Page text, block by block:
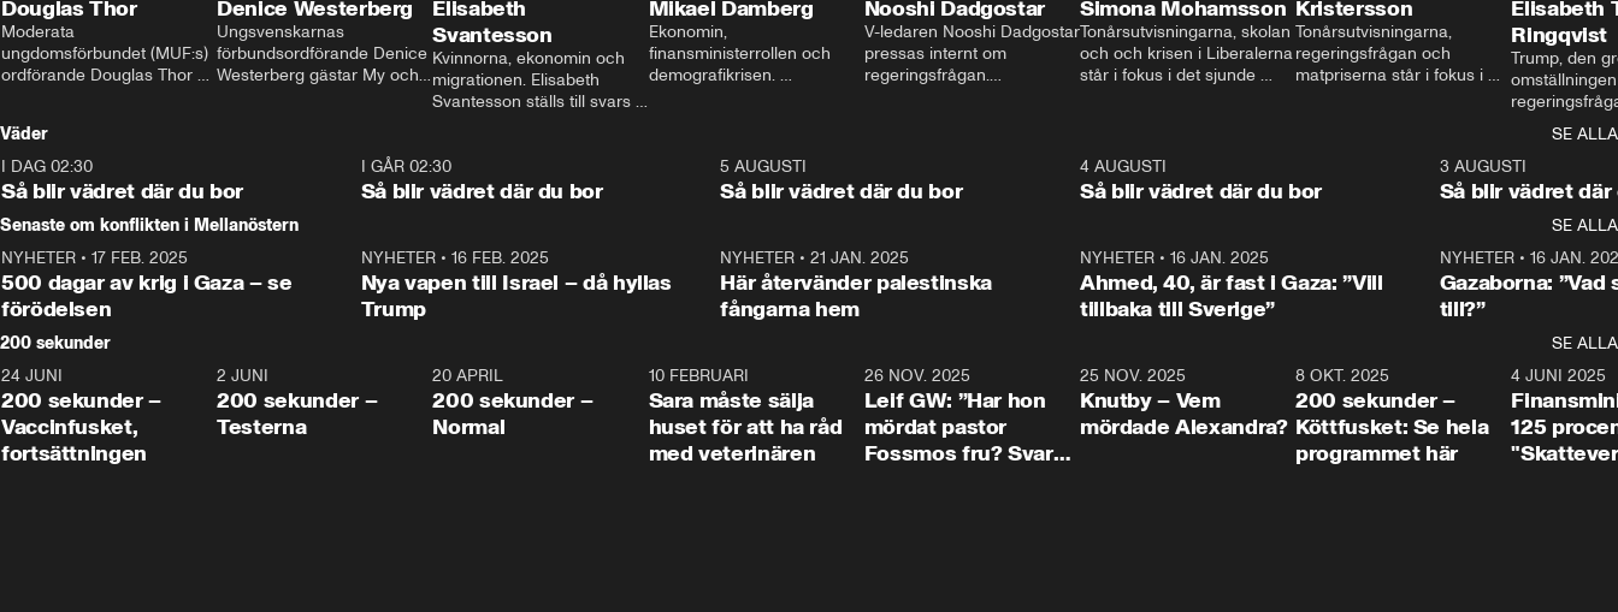
Douglas Thor
Moderata
ungdomsförbundet (MUF:s)
ordförande Douglas Thor
tonårsutvisningarna och hur
Moderaterna ska locka
väljare till valet i höst.
Denice Westerberg
Ungsvenskarnas
förbundsordförande Denice
Westerberg gästar My och
Elisabeth
Svantesson
Kvinnorna, ekonomin och
migrationen. Elisabeth
Svantesson ställs till svars
Mikael Damberg
Ekonomin,
finansministerrollen och
demografikrisen.
och Makten.
Nooshi Dadgostar
V-ledaren Nooshi Dadgostar
pressas internt om
regeringsfrågan.
– Vi ställer upp i val. Ska vi
vara med så sitter vi förstås
Simona Mohamsson
Tonårsutvisningarna, skolan
och och krisen i Liberalerna
står i fokus i det sjunde
kommentator My
Rohwedder ställer
utbildnings- och
Mohamsson till svars.
Kristersson
Tonårsutvisningarna,
regeringsfrågan och
matpriserna står i fokus i
Rohwedder ställer
statsminister Ulf Kristersson
Elisabeth
Ringqvist
Trump, den
centrum i
avsnittet av
Makten”. Se
Aftonbladets
Rohwedder
Thand Ring
Väder
SE ALLA
I DAG 02:30
Så blir vädret där du bor
1:06
I GÅR 02:30
Så blir vädret där du bor
5 AUGUSTI
Så blir vädret där du bor
4 AUGUSTI
Så blir vädret där du bor
3 AUGUSTI
Så blir vädret där
Senaste om konflikten i Mellanöstern
SE ALLA
NYHETER • 17 FEB. 2025
500 dagar av krig i Gaza – se
förödelsen
NYHETER• 16 FEB. 2025
Nya vapen till Israel – då hyllas
Trump
NYHETER •21 JAN. 2025
Här återvänder palestinska
fångarna hem
NYHETER• 16 JAN. 2025
Ahmed, 40, är fast i Gaza: ”Vill
tillbaka till Sverige”
NYHETER• 16 JAN.
Gazaborna:
till?”
200 sekunder
SE ALLA
5:00
24 JUNI
200 sekunder –
Vaccinfusket,
fortsättningen
4:23
2 JUNI
200 sekunder –
Testerna
20 APRIL
200 sekunder –
Normal
10 FEBRUARI
Sara måste sälja
huset för att ha råd
med veterinären
26 NOV. 2025
Leif GW: ”Har hon
mördat pastor
Fossmos fru? Svar
31:05
25 NOV. 2025
Knutby – Vem
mördade Alexandra?
4:29
8 OKT. 2025
200 sekunder –
Köttfusket: Se hela
programmet här
4 JUNI 2025
125